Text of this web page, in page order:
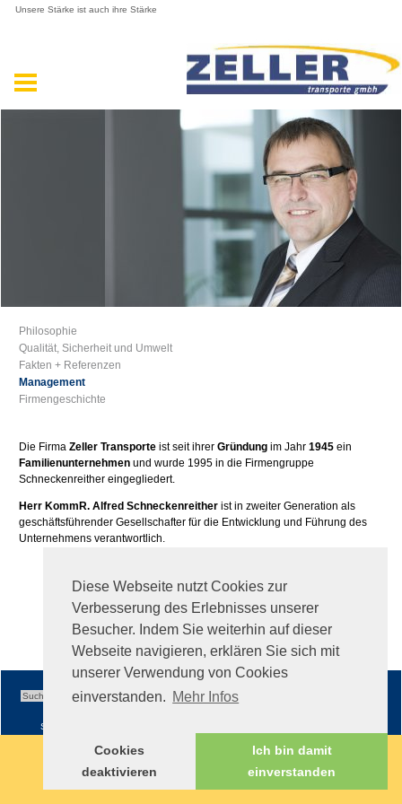
Diese Webseite nutzt Cookies zur
Verbesserung des Erlebnisses unserer
Besucher. Indem Sie weiterhin auf dieser
Webseite navigieren, erklären Sie sich mit
unserer Verwendung von Cookies
einverstanden. Mehr Infos
Cookies
deaktivieren
Ich bin damit
einverstanden
Unsere Stärke ist auch ihre Stärke
Philosophie
Qualität, Sicherheit und Umwelt
Fakten + Referenzen
Management
Firmengeschichte
Die Firma Zeller Transporte ist seit ihrer Gründung im Jahr 1945 ein
Familienunternehmen und wurde 1995 in die Firmengruppe
Schneckenreither eingegliedert.
Herr KommR. Alfred Schneckenreither ist in zweiter Generation als
geschäftsführender Gesellschafter für die Entwicklung und Führung des
Unternehmens verantwortlich.
Sitemap